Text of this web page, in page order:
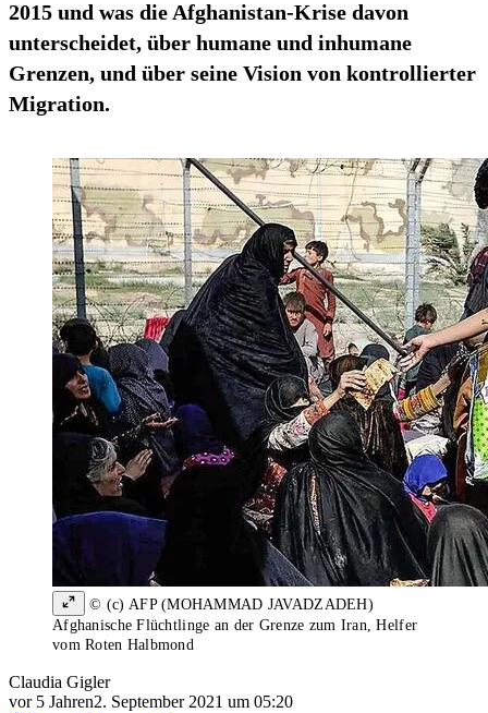
2015 und was die Afghanistan-Krise davon
unterscheidet, über humane und inhumane
Grenzen, und über seine Vision von kontrollierter
Migration.
© (c) AFP (MOHAMMAD JAVADZADEH)
Afghanische Flüchtlinge an der Grenze zum Iran, Helfer
vom Roten Halbmond
Claudia Gigler
vor 5 Jahren2. September 2021 um 05:20